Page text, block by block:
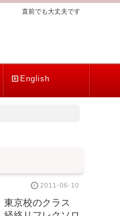
直前でも大丈夫です
English
2011-06-10
東京校のクラス